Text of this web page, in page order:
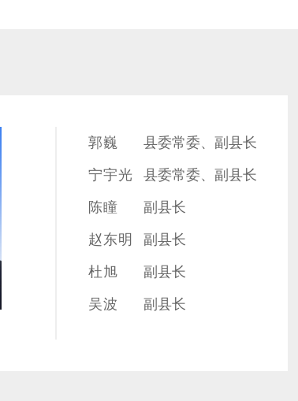
郭巍 县委常委、副县长
宁宇光 县委常委、副县长
陈瞳 副县长
赵东明 副县长
杜旭 副县长
吴波 副县长